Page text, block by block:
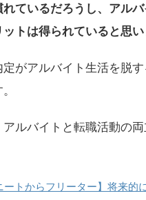
れているだろうし、アル
トは得られていると思い
定がアルバイト生活を脱
ルバイトと転職活動の
ートからフリーター】将来的